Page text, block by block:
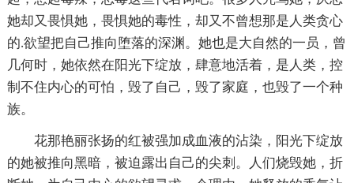
她却又畏惧她，畏惧她的毒性，却又不曾想那是人类贪心
的.欲望把自己推向堕落的深渊。她也是大自然的一员，曾
几何时，她依然在阳光下绽放，肆意地活着，是人类，控
制不住内心的可怕，毁了自己，毁了家庭，也毁了一个种
族。
花那艳丽张扬的红被强加成血液的沾染，阳光下绽放
的她被推向黑暗，被迫露出自己的尖刺。人们烧毁她，折